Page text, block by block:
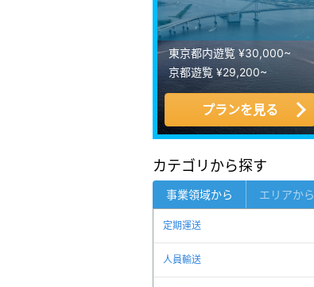
東京都内遊覧 ¥30,000~
京都遊覧 ¥29,200~
プランを見る
カテゴリから探す
事業領域から エリアから
定期運送
人員輸送